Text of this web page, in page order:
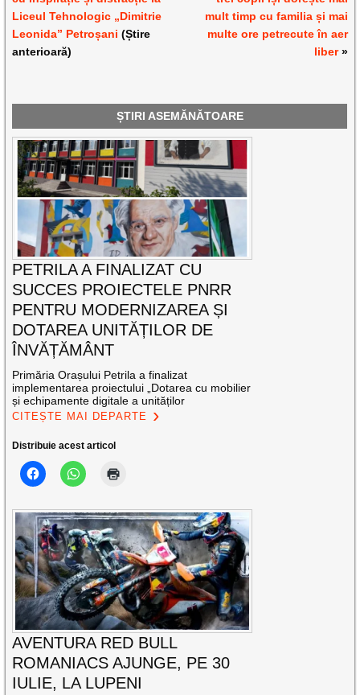
Liceul Tehnologic „Dimitrie
Leonida” Petroșani (Știre
anterioară)
mult timp cu familia și mai
multe ore petrecute în aer
liber»
ȘTIRI ASEMĂNĂTOARE
PETRILA A FINALIZAT CU
SUCCES PROIECTELE PNRR
PENTRU MODERNIZAREA ȘI
DOTAREA UNITĂȚILOR DE
ÎNVĂȚĂMÂNT
Primăria Orașului Petrila a finalizat
implementarea proiectului „Dotarea cu mobilier
și echipamente digitale a unităților
CITEȘTE MAI DEPARTE
Distribuie acest articol
AVENTURA RED BULL
ROMANIACS AJUNGE, PE 30
IULIE, LA LUPENI